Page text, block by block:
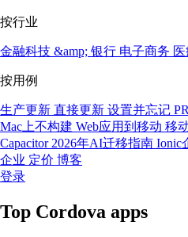
按行业
金融科技 &amp; 银行 电子商务
按用例
生产更新 直接更新 设置并忘记
Mac上不构建 Web应用到移动 移
Capacitor 2026年AI迁移指南 Ionic
企业 定价 博客
登录
Top Cordova apps